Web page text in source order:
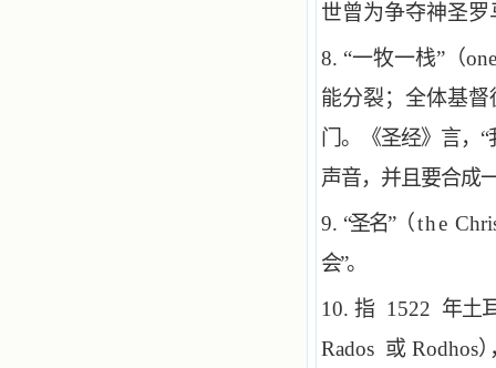
世曾为争夺神圣
8. “一牧一栈”（
能分裂；全体基
门。《圣经》言，
声音，并且要合成
9. “圣名”（the
会”。
10. 指 1522 年土
Rados 或 Rodhos）